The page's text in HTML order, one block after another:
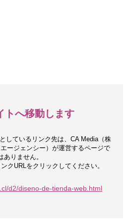
トへ移動します
しているリンク先は、 CA Media（株
ージェンシー）が運営するページで
ありません。
クURLをクリックしてください。
d2/diseno-de-tienda-web.html